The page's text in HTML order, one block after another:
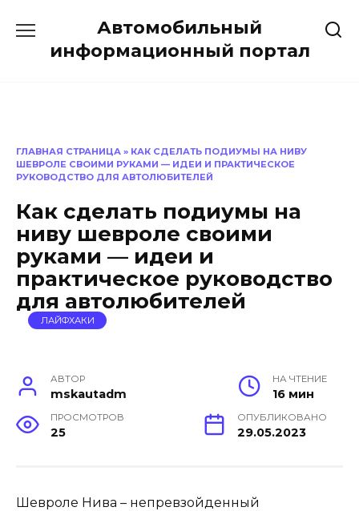
содержанию
Автомобильный
информационный портал
ГЛАВНАЯ СТРАНИЦА » КАК СДЕЛАТЬ ПОДИУМЫ НА НИВУ
ШЕВРОЛЕ СВОИМИ РУКАМИ — ИДЕИ И ПРАКТИЧЕСКОЕ
РУКОВОДСТВО ДЛЯ АВТОЛЮБИТЕЛЕЙ
Как сделать подиумы на
ниву шевроле своими
руками — идеи и
практическое руководство
для автолюбителей
ЛАЙФХАКИ
АВТОР
mskautadm
НА ЧТЕНИЕ
16 мин
ПРОСМОТРОВ
25
ОПУБЛИКОВАНО
29.05.2023
Шевроле Нива – непревзойденный